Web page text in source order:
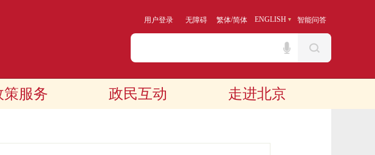
用户登录 无障碍 繁体/简体 ENGLISH 智能问答
策服务 政民互动 走进北京